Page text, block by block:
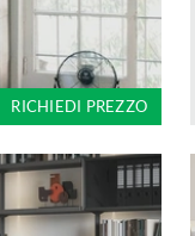
RICHIEDI PREZZO